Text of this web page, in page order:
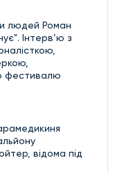
людей Роман
Інтерв’ю з
фестивалю
відома під